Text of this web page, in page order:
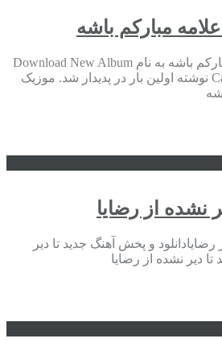
مبارکم باشه
موزیک جدید نیما علامه مبارکم باشه به نام Download New Album
Called On Iran Javan Music نوشته اولین بار در پدیدار شد. موزیک
نشده از رضایا
و پخش آهنگ جدید تا دیر
دیر نشده از رضایا